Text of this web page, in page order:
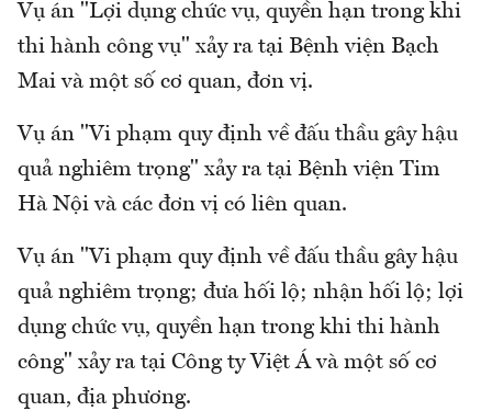
Vụ án "Lợi dụng chức vụ, quyền hạn trong khi
thi hành công vụ" xảy ra tại Bệnh viện Bạch
Mai và một số cơ quan, đơn vị.
Vụ án "Vi phạm quy định về đấu thầu gây hậu
quả nghiêm trọng" xảy ra tại Bệnh viện Tim
Hà Nội và các đơn vị có liên quan.
Vụ án "Vi phạm quy định về đấu thầu gây hậu
quả nghiêm trọng; đưa hối lộ; nhận hối lộ; lợi
dụng chức vụ, quyền hạn trong khi thi hành
công" xảy ra tại Công ty Việt Á và một số cơ
quan, địa phương.